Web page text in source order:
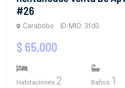
#26
Carabobo ID-MIO: 3fd0
$ 65,000
Habitaciones 2 Baños 1